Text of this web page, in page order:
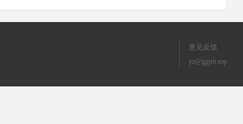
意见反馈
yz@ggnb.top